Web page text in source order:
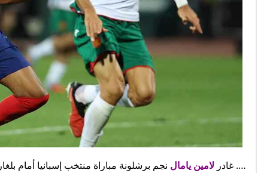
…. غادر لامين يامال نجم برشلونة مباراة منتخب إسبانيا أمام